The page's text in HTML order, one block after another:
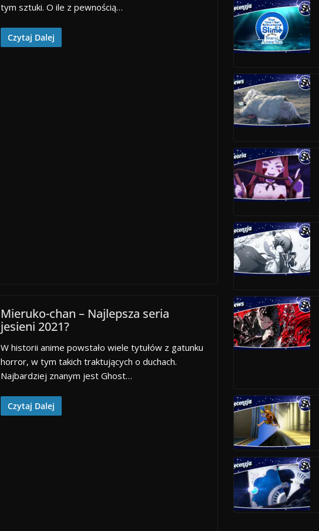
tym sztuki. O ile z pewnością…
Czytaj Dalej
Mieruko-chan – Najlepsza seria
jesieni 2021?
W historii anime powstało wiele tytułów z gatunku
horror, w tym takich traktujących o duchach.
Najbardziej znanym jest Ghost…
Czytaj Dalej